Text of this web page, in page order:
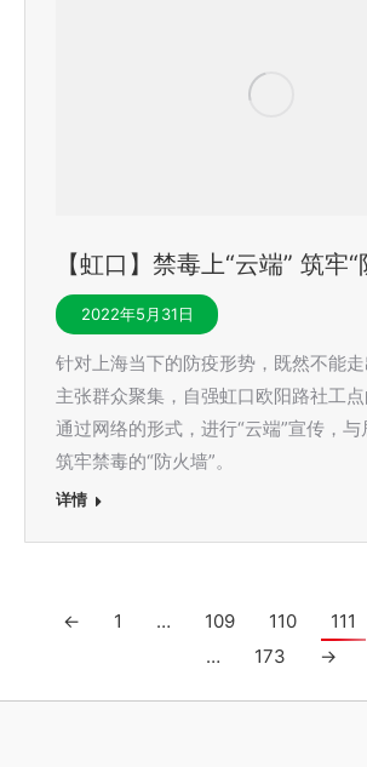
【虹口】禁毒上“云端” 筑牢“
2022年5月31日
针对上海当下的防疫形势，既然不能
主张群众聚集，自强虹口欧阳路社工
通过网络的形式，进行“云端”宣传，
筑牢禁毒的“防火墙”。
详情
← 1 … 109 110 111
…
173 →